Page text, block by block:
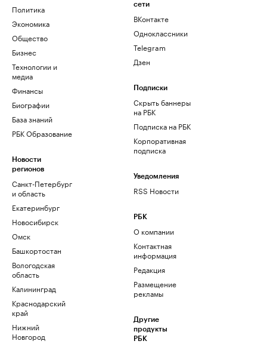
Политика
Экономика
Общество
Бизнес
Технологии и
медиа
Финансы
Биографии
База знаний
РБК Образование
Новости
регионов
Санкт-Петербург
и область
Екатеринбург
Новосибирск
Омск
Башкортостан
Вологодская
область
Калининград
Краснодарский
край
Нижний
Новгород
сети
ВКонтакте
Одноклассники
Telegram
Дзен
Подписки
Скрыть баннеры
на РБК
Подписка на РБК
Корпоративная
подписка
Уведомления
RSS Новости
РБК
О компании
Контактная
информация
Редакция
Размещение
рекламы
Другие
продукты
РБК